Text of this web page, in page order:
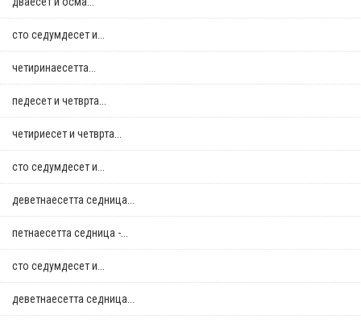
сто седумдесет и...
четиринаесетта...
педесет и четврта...
четириесет и четврта...
сто седумдесет и...
деветнаесетта седница...
петнаесетта седница -...
сто седумдесет и...
деветнаесетта седница...